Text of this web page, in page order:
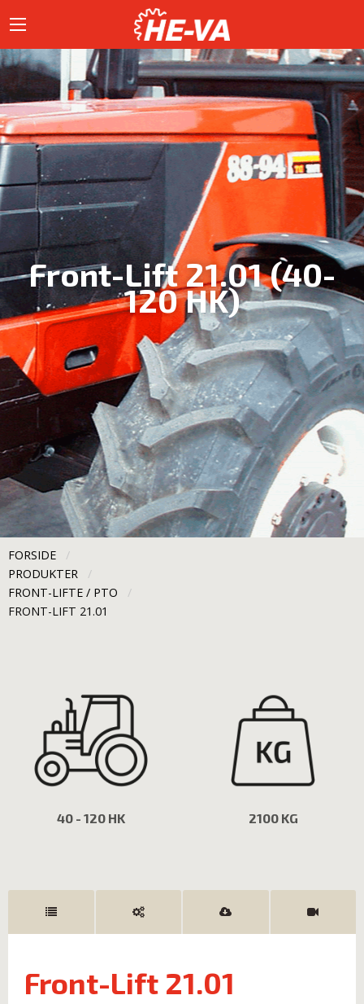
Front-Lift 21.01 (40-
120 HK)
FORSIDE
PRODUKTER
FRONT-LIFTE / PTO
CURRENT:
FRONT-LIFT 21.01
40 - 120 HK 2100 KG
Front-Lift 21.01